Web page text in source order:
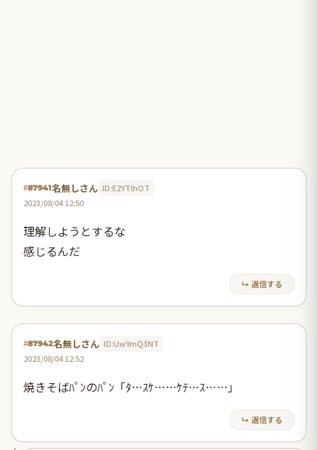
#87941名無しさん ID:E2YTlhOT
2023/08/04 12:50
理解しようとするな
感じるんだ
↳ 返信する
#87942名無しさん ID:UwYmQ3NT
2023/08/04 12:52
焼きそばﾊﾟﾝのﾊﾟﾝ「ﾀ…ｽｹ……ｹﾃ…ｽ……」
↳ 返信する